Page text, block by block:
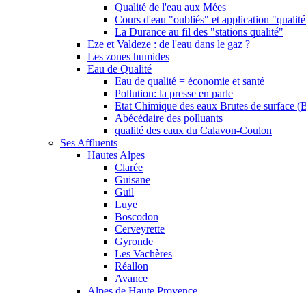
Qualité de l'eau aux Mées
Cours d'eau "oubliés" et application
La Durance au fil des "stations qualité"
Eze et Valdeze : de l'eau dans le gaz ?
Les zones humides
Eau de Qualité
Eau de qualité = économie et santé
Pollution: la presse en parle
Etat Chimique des eaux Brutes de surface
Abécédaire des polluants
qualité des eaux du Calavon-Coulon
Ses Affluents
Hautes Alpes
Clarée
Guisane
Guil
Luye
Boscodon
Cerveyrette
Gyronde
Les Vachères
Réallon
Avance